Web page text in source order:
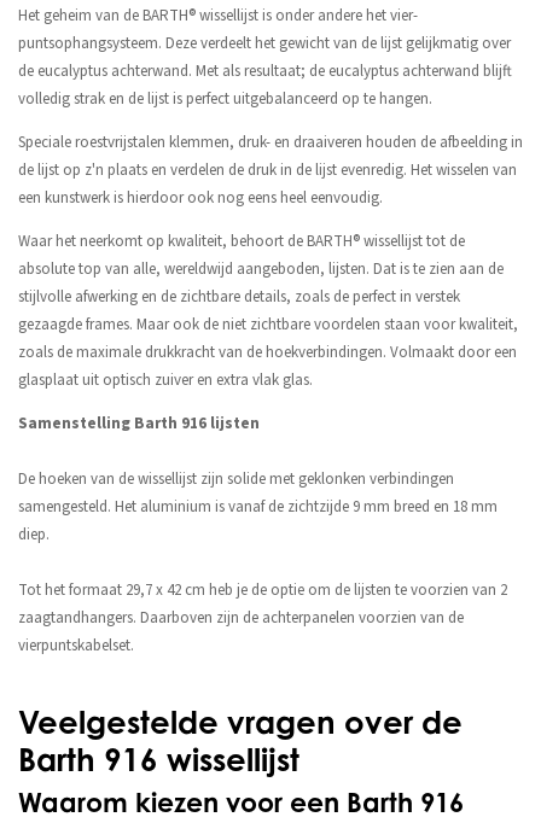
Het geheim van de BARTH® wissellijst is onder andere het vier-
puntsophangsysteem. Deze verdeelt het gewicht van de lijst gelijkmatig over
de eucalyptus achterwand. Met als resultaat; de eucalyptus achterwand blijft
volledig strak en de lijst is perfect uitgebalanceerd op te hangen.
Speciale roestvrijstalen klemmen, druk- en draaiveren houden de afbeelding in
de lijst op z'n plaats en verdelen de druk in de lijst evenredig. Het wisselen van
een kunstwerk is hierdoor ook nog eens heel eenvoudig.
Waar het neerkomt op kwaliteit, behoort de BARTH® wissellijst tot de
absolute top van alle, wereldwijd aangeboden, lijsten. Dat is te zien aan de
stijlvolle afwerking en de zichtbare details, zoals de perfect in verstek
gezaagde frames. Maar ook de niet zichtbare voordelen staan voor kwaliteit,
zoals de maximale drukkracht van de hoekverbindingen. Volmaakt door een
glasplaat uit optisch zuiver en extra vlak glas.
Samenstelling Barth 916 lijsten
De hoeken van de wissellijst zijn solide met geklonken verbindingen
samengesteld. Het aluminium is vanaf de zichtzijde 9 mm breed en 18 mm
diep.
Tot het formaat 29,7 x 42 cm heb je de optie om de lijsten te voorzien van 2
zaagtandhangers. Daarboven zijn de achterpanelen voorzien van de
vierpuntskabelset.
Veelgestelde vragen over de
Barth 916 wissellijst
Waarom kiezen voor een Barth 916